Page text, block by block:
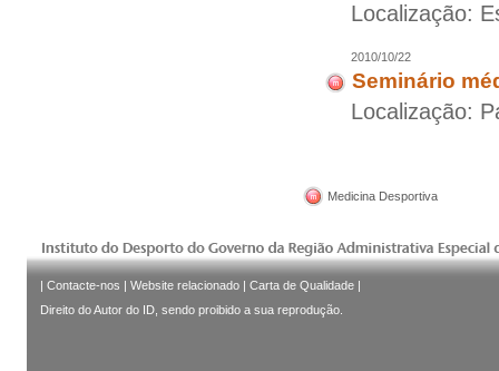
Localização:
2010/10/22
Seminário
Localização:
Medicina Desportiva
Contacte-nos Website relacionado Carta de Qualidade
Direito do Autor do ID, sendo proibido a sua reprodução.